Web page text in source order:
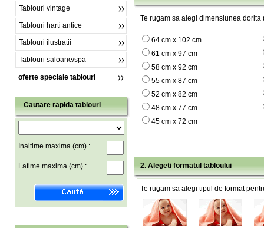
Tablouri vintage
Tablouri harti antice
Tablouri ilustratii
Tablouri saloane/spa
oferte speciale tablouri
Cautare rapida tablouri
Inaltime maxima (cm) :
Latime maxima (cm) :
Te rugam sa alegi dimensiunea dorita
64 cm x 102 cm
61 cm x 97 cm
58 cm x 92 cm
55 cm x 87 cm
52 cm x 82 cm
48 cm x 77 cm
45 cm x 72 cm
2. Alegeti formatul tabloului
Te rugam sa alegi tipul de format